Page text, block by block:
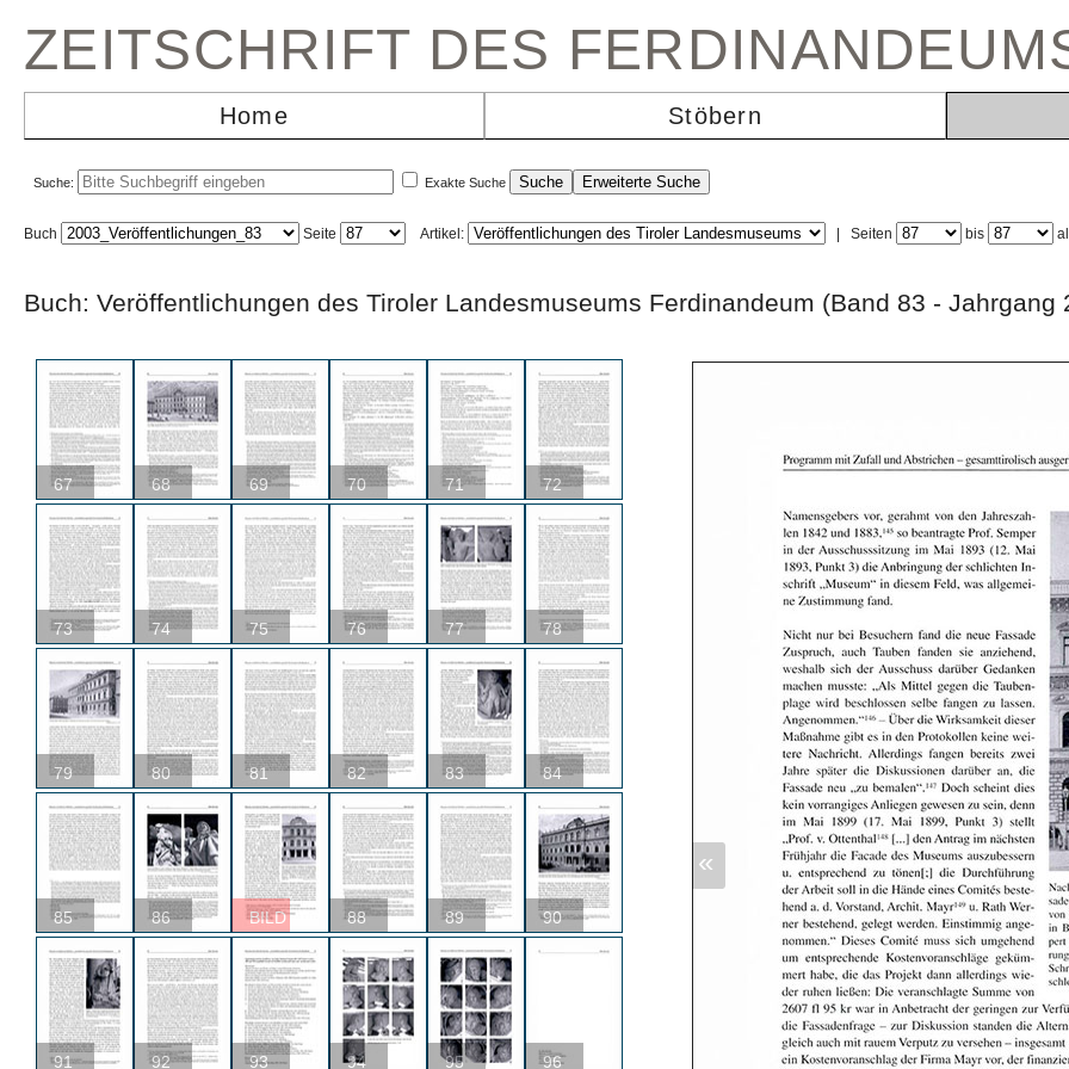
ZEITSCHRIFT DES
Home Stöbern
Suche: Exakte Suche
Buch Seite Artikel: Seiten bis
Buch: Veröffentlichungen des Tiroler Landesmuseums Ferdinandeum (Band 83 -
67 68 69 70 71 72
73 74 75 76 77 78
79 80 81 82 83 84
85 86 BILD 88 89 90
91 92 93 94 95 96
«